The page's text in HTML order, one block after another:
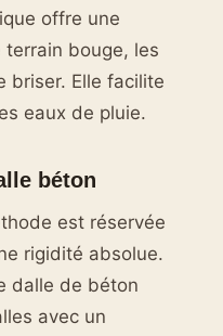
offre une
bouge, les
briser. Elle facilite
eaux de pluie.
béton
est réservée
rigidité absolue.
dalle de béton
avec un